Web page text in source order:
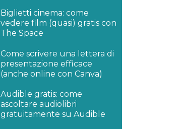
Biglietti cinema: come
vedere film (quasi) gratis con
The Space
Come scrivere una lettera di
presentazione efficace
(anche online con Canva)
Audible gratis: come
ascoltare audiolibri
gratuitamente su Audible